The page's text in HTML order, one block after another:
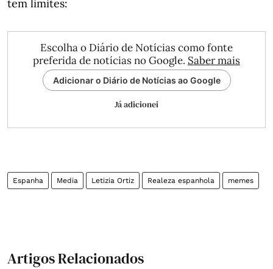
tem limites:
Escolha o Diário de Notícias como fonte
preferida de notícias no Google. Saber mais
Adicionar o Diário de Notícias ao Google
Já adicionei
Espanha Media Letizia Ortiz Realeza espanhola memes
Artigos Relacionados